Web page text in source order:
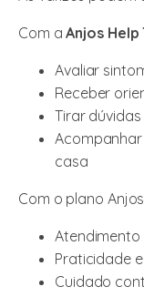
Com aAnjos Help
Avaliar
Receber
Tirar
casa
Com o plano
Atendimento
Praticidade
Cuidado